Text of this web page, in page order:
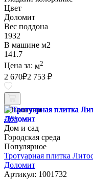
Цвет
Доломит
Вес поддона
1932
В машине м2
141.7
Цена за: м2
2 670₽2 753 ₽
В наличии
-3%
Дом и сад
Городская среда
Популярное
Тротуарная плитка
Доломит
Артикул: 1001732